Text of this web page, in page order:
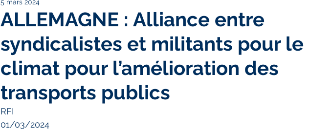
ALLEMAGNE : Alliance entre
syndicalistes et militants pour le
climat pour l’amélioration des
transports publics
5 mars 2024
RFI
01/03/2024